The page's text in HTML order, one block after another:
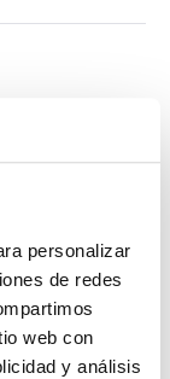
personalizar
de redes
web con
y análisis
para
son